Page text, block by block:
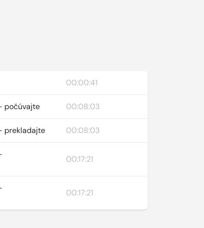
00:00:41
počúvajte 00:08:03
prekladajte 00:08:03
00:17:21
00:17:21